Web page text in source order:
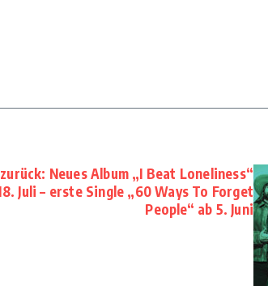
Neues Album „I Beat Loneliness“
Juli – erste Single „60 Ways To Forget
People“ ab 5. Juni